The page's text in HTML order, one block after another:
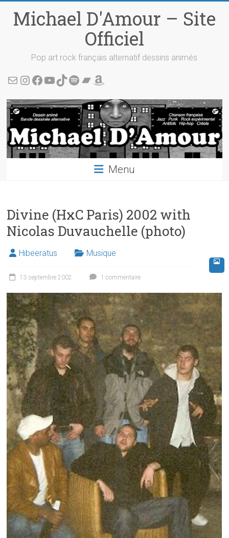
contentMichael D'Amour – Site
Officiel
Pop art rock français alternatif dessins animés
Écris-moi ! Instagram
Facebook
YouTube
TikTok
Spotify
Bandcamp
Amazon
Menu
Divine (HxC Paris) 2002 with
Nicolas Duvauchelle (photo)
Hibeeratus Musique
13 septembre 2002 1 commentaire